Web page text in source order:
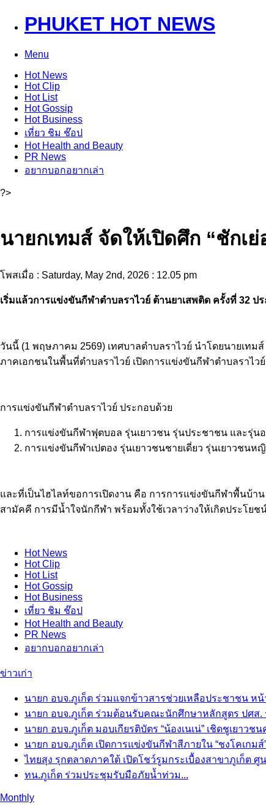
PHUKET HOT NEWS
Menu
HotNews
HotClip
HotList
HotGossip
HotBusiness
เที่ยว ชิม ช๊อป
HotHealth and Beauty
PR News
อยากบอกอยากเล่า
?>
นายกเทมส์ จัดให้เปิดศึก “ชักเย่
โพสเมื่อ : Saturday, May 2nd, 2026 : 12.05 pm
เริ่มแล้วการแข่งขันกีฬาตำบลราไวย์ ต้านยาเสพติด ครั้งที่ 32 ป
วันนี้ (1 พฤษภาคม 2569) เทศบาลตำบลราไวย์ นำโดยนายเท
ภาคเอกชนในพื้นที่ตำบลราไวย์ เปิดการแข่งขันกีฬาตำบลราไว
การแข่งขันกีฬาตำบลราไวย์ ประกอบด้วย
การแข่งขันกีฬาฟุตบอล รุ่นเยาวชน รุ่นประชาชน และรุ่น
การแข่งขันกีฬาเปตอง รุ่นเยาวชนชายเดี่ยว รุ่นเยาวช
และที่เป็นไฮไลท์ขอการเปิดงาน คือ การการแข่งขันกีฬาพื้นบ้
สามัคคี การมีน้ำใจนักกีฬา พร้อมทั้งใช้เวลาว่างให้เกิดประโยช
HotNews
HotClip
HotList
HotGossip
HotBusiness
เที่ยว ชิม ช๊อป
HotHealth and Beauty
PR News
อยากบอกอยากเล่า
ข่าวเก่า
นายก อบจ.ภูเก็ต ร่วมแจกข้าวสารช่วยเหลือประชาชน หน้
นายก อบจ.ภูเก็ต ร่วมต้อนรับคณะนักศึกษาหลักสูตร ปศส.
นายก อบจ.ภูเก็ต มอบเกียรติบัตร “น้องเนเน่” เชิดชูเยาวชน
นายก อบจ.ภูเก็ต เปิดการแข่งขันกีฬาสีภายใน “ชงโคเกมส์
ไทยสุง รุกตลาดภาคใต้ เปิดโชว์รูมกระเบื้องสาขาภูเก็ต ศู
ทน.ภูเก็ต ร่วมประชุมรับมือภัยน้ำท่วม...
Monthly